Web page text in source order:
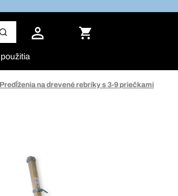
Predĺženia na drevené rebríky s 3-9 priečkami